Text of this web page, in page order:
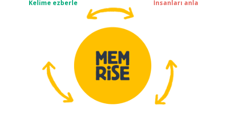
Kelime ezberle İnsanları anla